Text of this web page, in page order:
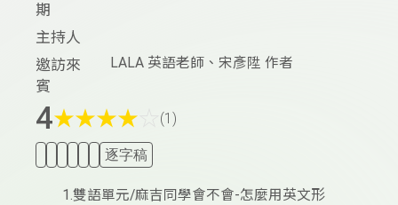
期
主持人
邀訪來
賓
LALA 英語老師、宋彥陞 作者
4★★★★ (1)
逐字稿
1.雙語單元/麻吉同學會不會-怎麼用英文形